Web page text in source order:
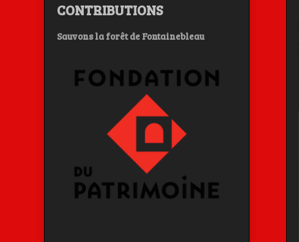
CONTRIBUTIONS
Sauvons la forêt de Fontainebleau